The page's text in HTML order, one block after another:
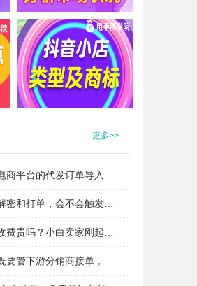
拼多多新手如何选款并分析市场状况
更多>>